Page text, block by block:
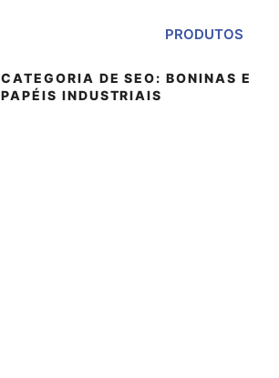
PRODUTOS
CATEGORIA DE SEO:BONINAS E
PAPÉIS INDUSTRIAIS